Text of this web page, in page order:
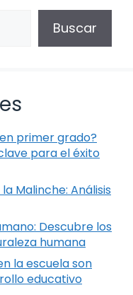
Buscar
primer grado?
para el éxito
Malinche: Análisis
Descubre los
humana
la escuela son
educativo